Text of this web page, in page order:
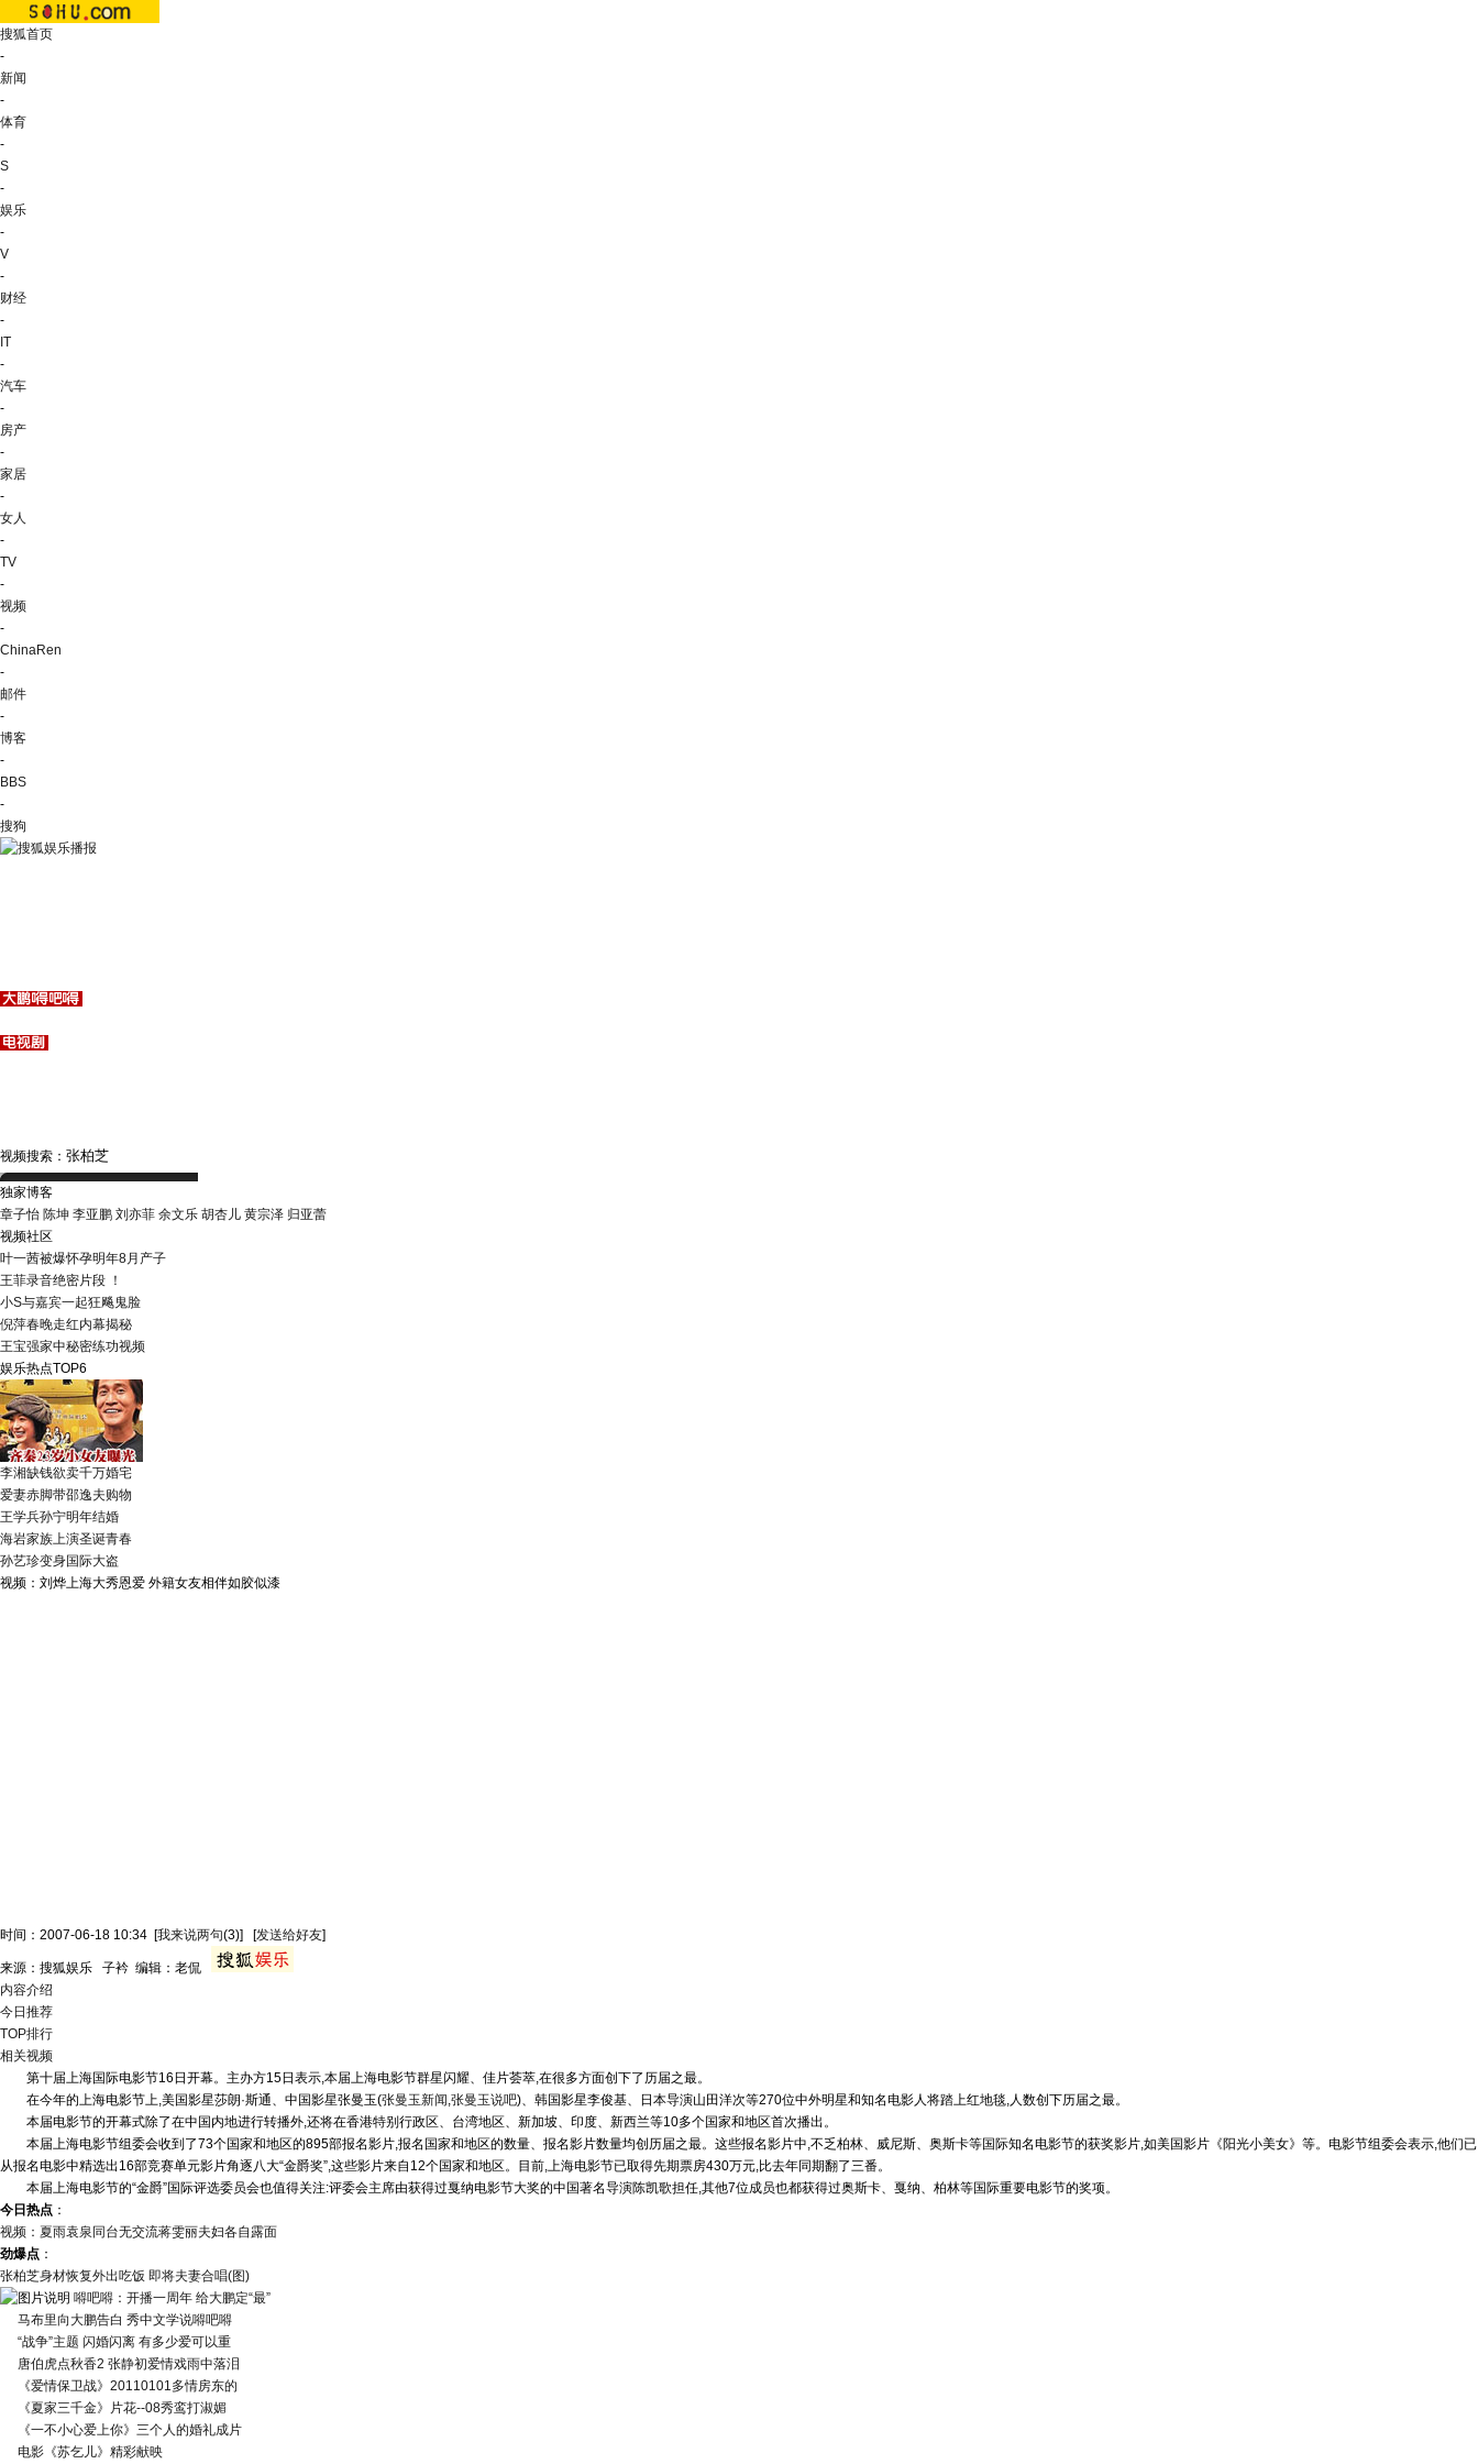
搜狐首页
-
新闻
-
体育
-
S
-
娱乐
-
V
-
财经
-
IT
-
汽车
-
房产
-
家居
-
女人
-
TV
-
视频
-
ChinaRen
-
邮件
-
博客
-
BBS
-
搜狗
视频搜索：
独家博客
章子怡 陈坤 李亚鹏 刘亦菲 余文乐 胡杏儿 黄宗泽 归亚蕾
视频社区
叶一茜被爆怀孕明年8月产子
王菲录音绝密片段 ！
小S与嘉宾一起狂飚鬼脸
倪萍春晚走红内幕揭秘
王宝强家中秘密练功视频
娱乐热点TOP6
李湘缺钱欲卖千万婚宅
爱妻赤脚带邵逸夫购物
王学兵孙宁明年结婚
海岩家族上演圣诞青春
孙艺珍变身国际大盗
视频：刘烨上海大秀恩爱 外籍女友相伴如胶似漆
时间：2007-06-18 10:34 [我来说两句(3)] [发送给好友]
来源：搜狐娱乐 子衿 编辑：老侃
内容介绍
今日推荐
TOP排行
相关视频
第十届上海国际电影节16日开幕。主办方15日表示,本届上海电影节群星闪耀、佳片荟萃,在很多方面创下了历届之最。
在今年的上海电影节上,美国影星莎朗·斯通、中国影星张曼玉(张曼玉新闻 张曼玉说吧) 、韩国影星李俊基、日本导演山田洋次等270位中外明星和知名电影人将踏上红地毯,人数创下历届之最。
本届电影节的开幕式除了在中国内地进行转播外,还将在香港特别行政区、台湾地区、新加坡、印度、新西兰等10多个国家和地区首次播出。
本届上海电影节组委会收到了73个国家和地区的895部报名影片,报名国家和地区的数量、报名影片数量均创历届之最。这些报名影片中,不乏柏林、威尼斯、奥斯卡等国际知名电影节的获奖影片,如美国影片《阳光小美女》等。电影节组委会表示,他们已
从报名电影中精选出16部竞赛单元影片角逐八大“金爵奖”,这些影片来自12个国家和地区。目前,上海电影节已取得先期票房430万元,比去年同期翻了三番。
本届上海电影节的“金爵”国际评选委员会也值得关注:评委会主席由获得过戛纳电影节大奖的中国著名导演陈凯歌担任,其他7位成员也都获得过奥斯卡、戛纳、柏林等国际重要电影节的奖项。
今日热点 ：
视频：夏雨袁泉同台无交流蒋雯丽夫妇各自露面
劲爆点 ：
张柏芝身材恢复外出吃饭 即将夫妻合唱(图)
嘚吧嘚：开播一周年 给大鹏定“最”
马布里向大鹏告白 秀中文学说嘚吧嘚
“战争”主题 闪婚闪离 有多少爱可以重
唐伯虎点秋香2 张静初爱情戏雨中落泪
《爱情保卫战》20110101多情房东的
《夏家三千金》片花--08秀鸾打淑媚
《一不小心爱上你》三个人的婚礼成片
电影《苏乞儿》精彩献映